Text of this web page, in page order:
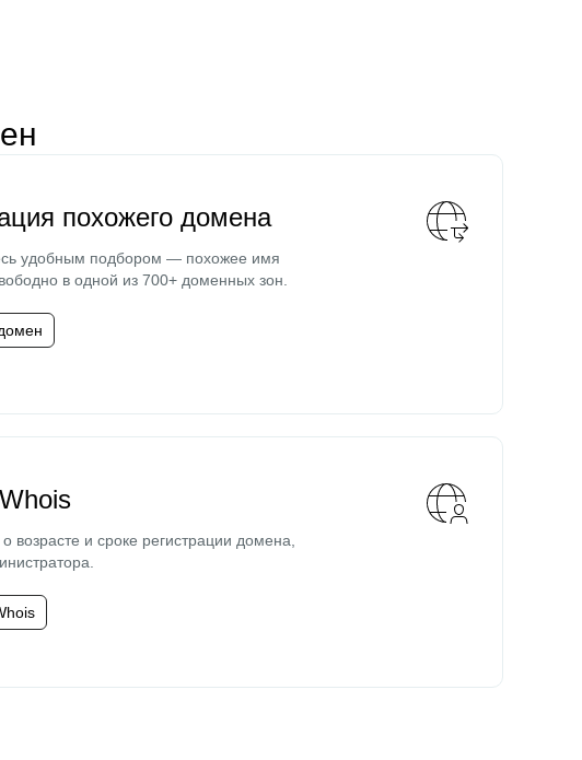
похожего домена
удобным подбором — похожее имя
в одной из 700+ доменных зон.
возрасте и сроке регистрации домена,